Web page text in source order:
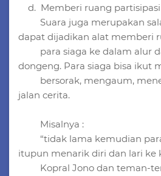
d. Memberi ruang partisipasi
Suara juga merupakan
dapat dijadikan alat memberi
para siaga ke dalam alur
dongeng. Para siaga bisa ikut
bersorak, mengaum,
jalan cerita.
Misalnya :
“tidak lama kemudian para
itupun menarik diri dan lari ke
Kopral Jono dan teman-